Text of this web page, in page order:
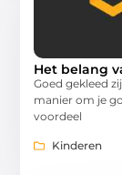
Het belang
Goed gekleed
manier om je
voordeel
Kinderen